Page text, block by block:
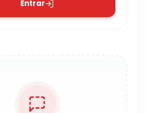
Entrar